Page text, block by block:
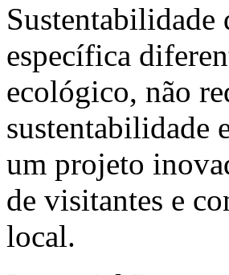
Sustentabilidade
específica
ecológico, não
sustentabilidade
um projeto
de visitantes e
local.